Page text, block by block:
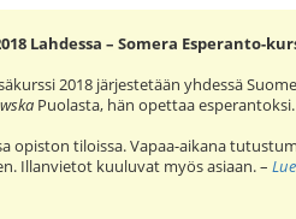
Lahdessa – Somera Esperanto-
2018 järjestetään yhdessä
Puolasta, hän opettaa
opiston tiloissa. Vapaa-aikana
Illanvietot kuuluvat myös asiaan. –